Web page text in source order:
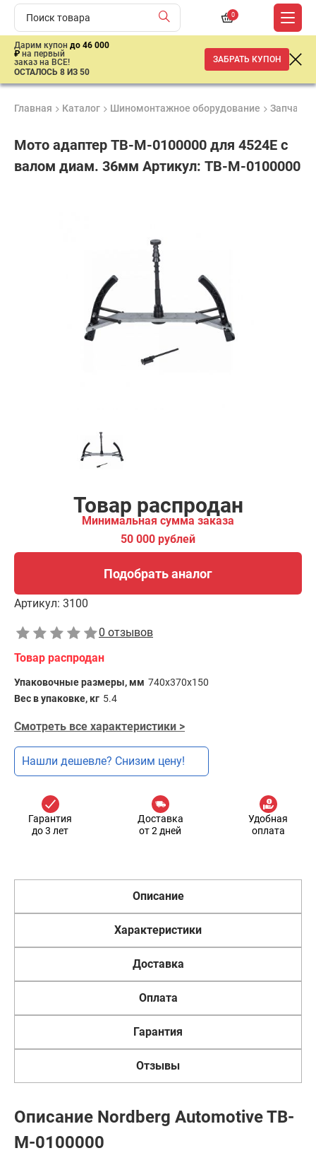
0
Дарим купон до 46 000
₽ на первый
заказ на ВСЕ!
ОСТАЛОСЬ 8 ИЗ 50
ЗАБРАТЬ КУПОН
Главная Каталог Шиномонтажное оборудование
Мото адаптер TB-M-0100000 для 4524E с
валом диам. 36мм Артикул: TB-M-0100000
Товар распродан
Минимальная сумма заказа
50 000 рублей
Подобрать аналог
Артикул: 3100
0 отзывов
Товар распродан
Упаковочные размеры, мм 740x370x150
Вес в упаковке, кг 5.4
Смотреть все характеристики >
Нашли дешевле? Снизим цену!
Гарантия
до 3 лет
Доставка
от 2 дней
Удобная
оплата
Описание
Характеристики
Доставка
Оплата
Гарантия
Отзывы
Описание Nordberg Automotive TB-
M-0100000